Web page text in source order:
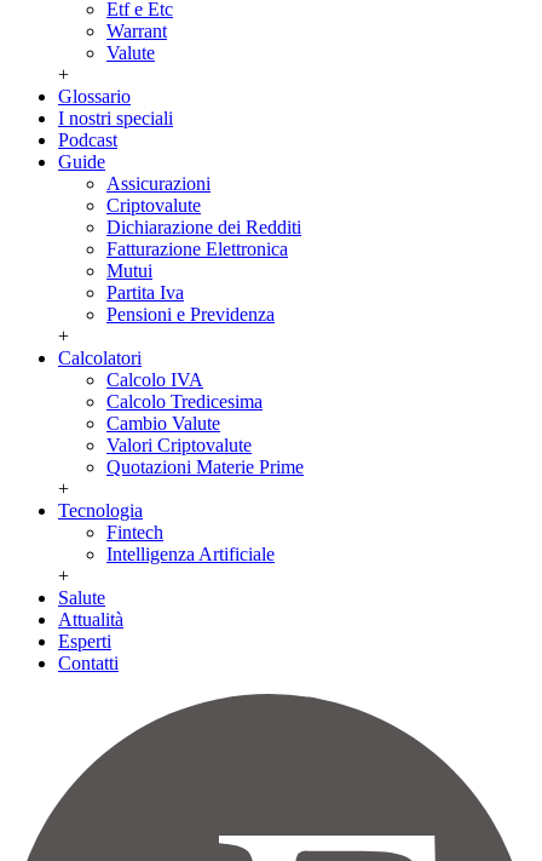
Etf e Etc
Warrant
Valute
+
Glossario
I nostri speciali
Podcast
Guide
Assicurazioni
Criptovalute
Dichiarazione dei Redditi
Fatturazione Elettronica
Mutui
Partita Iva
Pensioni e Previdenza
+
Calcolatori
Calcolo IVA
Calcolo Tredicesima
Cambio Valute
Valori Criptovalute
Quotazioni Materie Prime
+
Tecnologia
Fintech
Intelligenza Artificiale
+
Salute
Attualità
Esperti
Contatti